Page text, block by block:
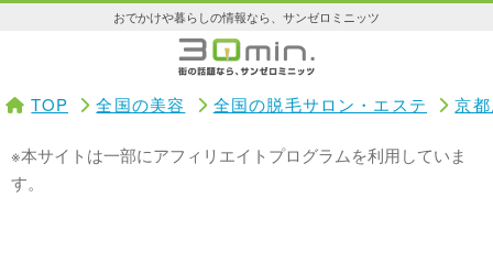
おでかけや暮らしの情報なら、サンゼロミニッツ
TOP 全国の美容 全国の脱毛サロン・エステ 京
※本サイトは一部にアフィリエイトプログラムを利用していま
す。